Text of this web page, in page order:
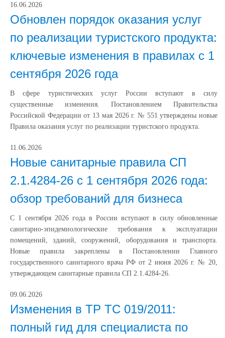
16.06.2026
Обновлен порядок оказания услуг
по реализации туристского продукта:
ключевые изменения в правилах с 1
сентября 2026 года
В сфере туристических услуг России вступают в силу
существенные изменения. Постановлением Правительства
Российской Федерации от 13 мая 2026 г. № 551 утверждены новые
Правила оказания услуг по реализации туристского продукта.
11.06.2026
Новые санитарные правила СП
2.1.4284-26 с 1 сентября 2026 года:
обзор требований для бизнеса
С 1 сентября 2026 года в России вступают в силу обновленные
санитарно-эпидемиологические требования к эксплуатации
помещений, зданий, сооружений, оборудования и транспорта.
Новые правила закреплены в Постановлении Главного
государственного санитарного врача РФ от 2 июня 2026 г. № 20,
утверждающем санитарные правила СП 2.1.4284-26.
09.06.2026
Изменения в ТР ТС 019/2011:
полный гид для специалиста по